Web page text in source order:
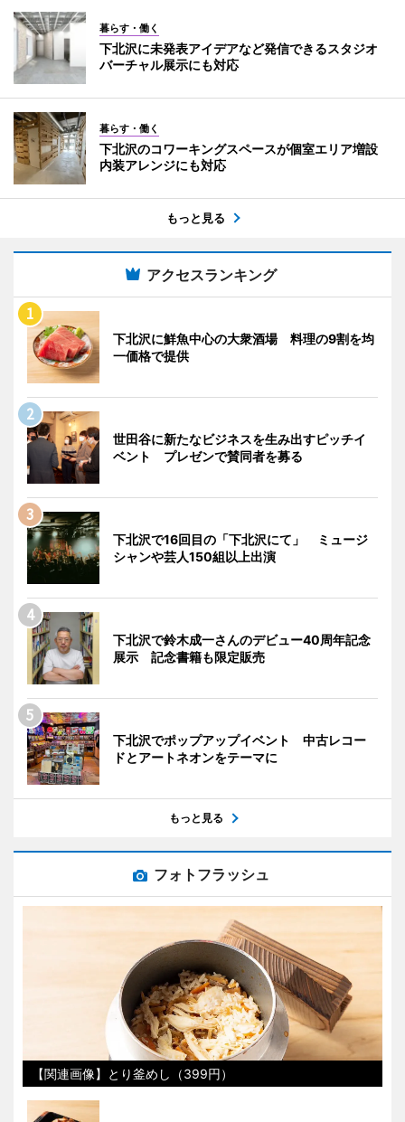
暮らす・働く
下北沢に未発表アイデアなど発信できるスタジオ
バーチャル展示にも対応
暮らす・働く
下北沢のコワーキングスペースが個室エリア増設
内装アレンジにも対応
もっと見る
アクセスランキング
下北沢に鮮魚中心の大衆酒場 料理の9割を均
一価格で提供
世田谷に新たなビジネスを生み出すピッチイ
ベント プレゼンで賛同者を募る
下北沢で16回目の「下北沢にて」 ミュージ
シャンや芸人150組以上出演
下北沢で鈴木成一さんのデビュー40周年記念
展示 記念書籍も限定販売
下北沢でポップアップイベント 中古レコー
ドとアートネオンをテーマに
もっと見る
フォトフラッシュ
【関連画像】とり釜めし（399円）